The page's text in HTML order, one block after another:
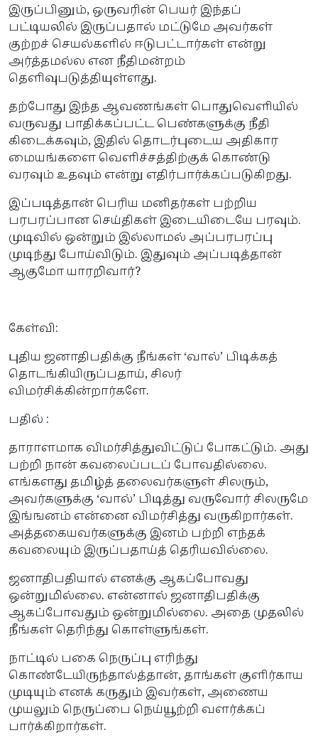
இருப்பினும், ஒருவரின் பெயர் இந்தப்
பட்டியலில் இருப்பதால் மட்டுமே அவர்கள்
குற்றச் செயல்களில் ஈடுபட்டார்கள் என்று
அர்த்தமல்ல என நீதிமன்றம்
தெளிவுபடுத்தியுள்ளது.
தற்போது இந்த ஆவணங்கள் பொதுவெளியில்
வருவது பாதிக்கப்பட்ட பெண்களுக்கு நீதி
கிடைக்கவும், இதில் தொடர்புடைய அதிகார
மையங்களை வெளிச்சத்திற்குக் கொண்டு
வரவும் உதவும் என்று எதிர்பார்க்கப்படுகிறது.
இப்படித்தான் பெரிய மனிதர்கள் பற்றிய
பரபரப்பான செய்திகள் இடையிடையே பரவும்.
முடிவில் ஒன்றும் இல்லாமல் அப்பரபரப்பு
முடிந்து போய்விடும். இதுவும் அப்படித்தான்
ஆகுமோ யாரறிவார்?
கேள்வி:
புதிய ஜனாதிபதிக்கு நீங்கள் ‘வால்’ பிடிக்கத்
தொடங்கியிருப்பதாய், சிலர்
விமர்சிக்கின்றார்களே.
பதில் :
தாராளமாக விமர்சித்துவிட்டுப் போகட்டும். அது
பற்றி நான் கவலைப்படப் போவதில்லை.
எங்களது தமிழ்த் தலைவர்களுள் சிலரும்,
அவர்களுக்கு ‘வால்’ பிடித்து வருவோர் சிலருமே
இங்ஙனம் என்னை விமர்சித்து வருகிறார்கள்.
அத்தகையவர்களுக்கு இனம் பற்றி எந்தக்
கவலையும் இருப்பதாய்த் தெரியவில்லை.
ஜனாதிபதியால் எனக்கு ஆகப்போவது
ஒன்றுமில்லை. என்னால் ஜனாதிபதிக்கு
ஆகப்போவதும் ஒன்றுமில்லை. அதை முதலில்
நீங்கள் தெரிந்து கொள்ளுங்கள்.
நாட்டில் பகை நெருப்பு எரிந்து
கொண்டேயிருந்தால்த்தான், தாங்கள் குளிர்காய
முடியும் எனக் கருதும் இவர்கள், அணைய
முயலும் நெருப்பை நெய்யூற்றி வளர்க்கப்
பார்க்கிறார்கள்.